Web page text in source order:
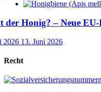
der Honig? – Neue EU-
2026 13. Juni 2026
Recht